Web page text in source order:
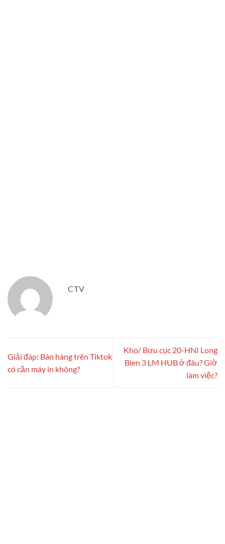
CTV
Giải đáp: Bán hàng trên Tiktok
có cần máy in không?
Kho/ Bưu cục 20-HNI Long
Bien 3 LM HUB ở đâu? Giờ
làm việc?